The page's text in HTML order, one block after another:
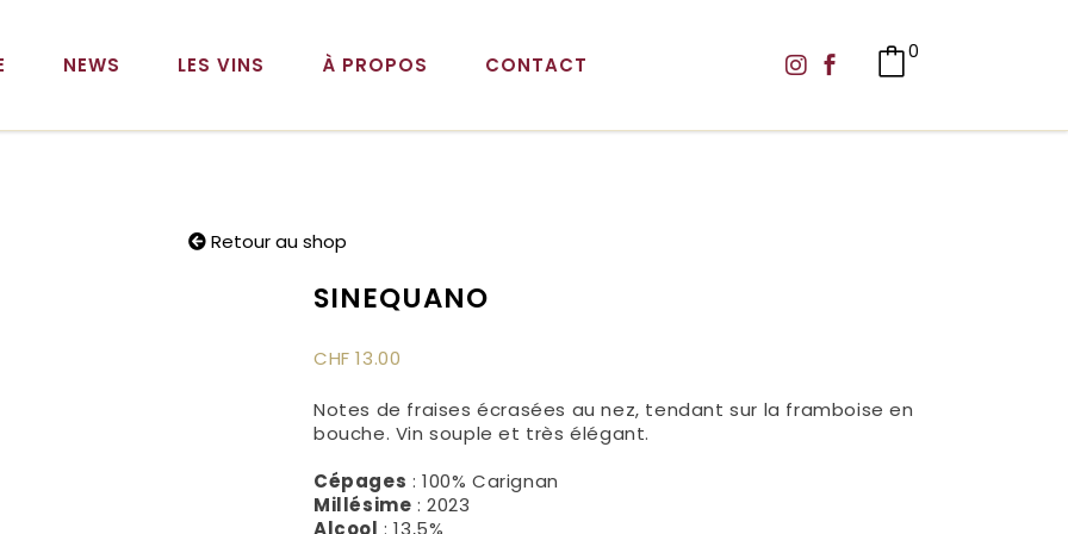
NEWS LES VINS À PROPOS CONTACT
0
Retour au shop
SINEQUANO
CHF 13.00
Notes de fraises écrasées au nez, tendant sur la framboise en
bouche. Vin souple et très élégant.
Cépages : 100% Carignan
Millésime : 2023
Alcool : 13,5%